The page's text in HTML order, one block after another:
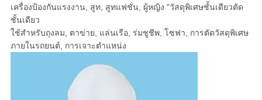
เครื่องป้องกันแรงงาน, สูท, สูทแฟชั่น, ผู้หญิง "วัสดุพิเศษชั้นเดียวตัด
ชั้นเดียว
ใช้สำหรับถุงลม, ตาข่าย, แล่นเรือ, ร่มชูชีพ, โซฟา, การตัดวัสดุพิเศษ
ภายในรถยนต์, การเจาะตำแหน่ง